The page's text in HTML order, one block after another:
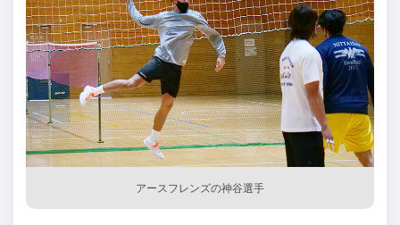
アースフレンズの神谷選手